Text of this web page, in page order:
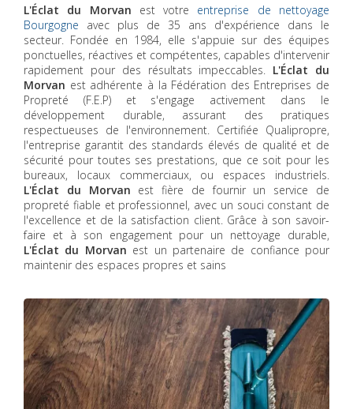
L'Éclat du Morvan est votre entreprise de nettoyage
Bourgogne avec plus de 35 ans d'expérience dans le
secteur. Fondée en 1984, elle s'appuie sur des équipes
ponctuelles, réactives et compétentes, capables d'intervenir
rapidement pour des résultats impeccables. L'Éclat du
Morvan est adhérente à la Fédération des Entreprises de
Propreté (F.E.P) et s'engage activement dans le
développement durable, assurant des pratiques
respectueuses de l'environnement. Certifiée Qualipropre,
l'entreprise garantit des standards élevés de qualité et de
sécurité pour toutes ses prestations, que ce soit pour les
bureaux, locaux commerciaux, ou espaces industriels.
L'Éclat du Morvan est fière de fournir un service de
propreté fiable et professionnel, avec un souci constant de
l'excellence et de la satisfaction client. Grâce à son savoir-
faire et à son engagement pour un nettoyage durable,
L'Éclat du Morvan est un partenaire de confiance pour
maintenir des espaces propres et sains